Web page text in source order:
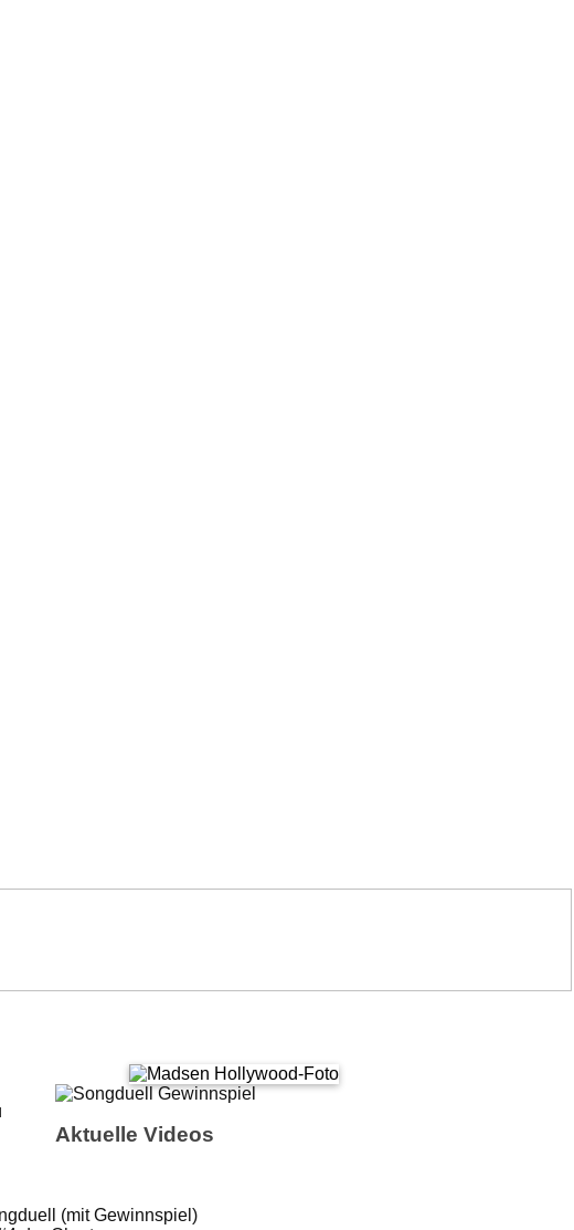
(mit Gewinnspiel)
Aktuelle Videos